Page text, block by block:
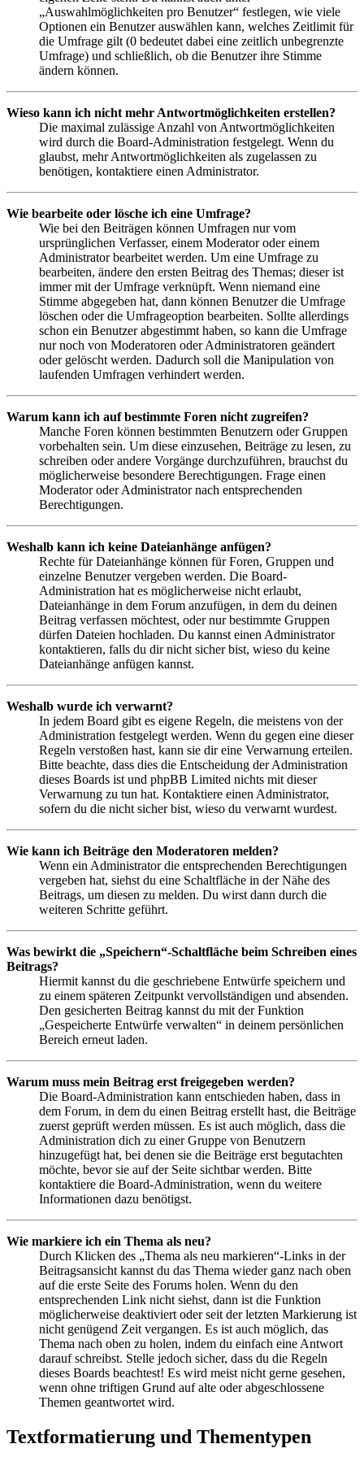
„Auswahlmöglichkeiten pro Benutzer“ festlegen, wie viele
Optionen ein Benutzer auswählen kann, welches Zeitlimit für
die Umfrage gilt (0 bedeutet dabei eine zeitlich unbegrenzte
Umfrage) und schließlich, ob die Benutzer ihre Stimme
ändern können.
Wieso kann ich nicht mehr Antwortmöglichkeiten erstellen?
Die maximal zulässige Anzahl von Antwortmöglichkeiten
wird durch die Board-Administration festgelegt. Wenn du
glaubst, mehr Antwortmöglichkeiten als zugelassen zu
benötigen, kontaktiere einen Administrator.
Wie bearbeite oder lösche ich eine Umfrage?
Wie bei den Beiträgen können Umfragen nur vom
ursprünglichen Verfasser, einem Moderator oder einem
Administrator bearbeitet werden. Um eine Umfrage zu
bearbeiten, ändere den ersten Beitrag des Themas; dieser ist
immer mit der Umfrage verknüpft. Wenn niemand eine
Stimme abgegeben hat, dann können Benutzer die Umfrage
löschen oder die Umfrageoption bearbeiten. Sollte allerdings
schon ein Benutzer abgestimmt haben, so kann die Umfrage
nur noch von Moderatoren oder Administratoren geändert
oder gelöscht werden. Dadurch soll die Manipulation von
laufenden Umfragen verhindert werden.
Warum kann ich auf bestimmte Foren nicht zugreifen?
Manche Foren können bestimmten Benutzern oder Gruppen
vorbehalten sein. Um diese einzusehen, Beiträge zu lesen, zu
schreiben oder andere Vorgänge durchzuführen, brauchst du
möglicherweise besondere Berechtigungen. Frage einen
Moderator oder Administrator nach entsprechenden
Berechtigungen.
Weshalb kann ich keine Dateianhänge anfügen?
Rechte für Dateianhänge können für Foren, Gruppen und
einzelne Benutzer vergeben werden. Die Board-
Administration hat es möglicherweise nicht erlaubt,
Dateianhänge in dem Forum anzufügen, in dem du deinen
Beitrag verfassen möchtest, oder nur bestimmte Gruppen
dürfen Dateien hochladen. Du kannst einen Administrator
kontaktieren, falls du dir nicht sicher bist, wieso du keine
Dateianhänge anfügen kannst.
Weshalb wurde ich verwarnt?
In jedem Board gibt es eigene Regeln, die meistens von der
Administration festgelegt werden. Wenn du gegen eine dieser
Regeln verstoßen hast, kann sie dir eine Verwarnung erteilen.
Bitte beachte, dass dies die Entscheidung der Administration
dieses Boards ist und phpBB Limited nichts mit dieser
Verwarnung zu tun hat. Kontaktiere einen Administrator,
sofern du die nicht sicher bist, wieso du verwarnt wurdest.
Wie kann ich Beiträge den Moderatoren melden?
Wenn ein Administrator die entsprechenden Berechtigungen
vergeben hat, siehst du eine Schaltfläche in der Nähe des
Beitrags, um diesen zu melden. Du wirst dann durch die
weiteren Schritte geführt.
Was bewirkt die „Speichern“-Schaltfläche beim Schreiben eines
Beitrags?
Hiermit kannst du die geschriebene Entwürfe speichern und
zu einem späteren Zeitpunkt vervollständigen und absenden.
Den gesicherten Beitrag kannst du mit der Funktion
„Gespeicherte Entwürfe verwalten“ in deinem persönlichen
Bereich erneut laden.
Warum muss mein Beitrag erst freigegeben werden?
Die Board-Administration kann entschieden haben, dass in
dem Forum, in dem du einen Beitrag erstellt hast, die Beiträge
zuerst geprüft werden müssen. Es ist auch möglich, dass die
Administration dich zu einer Gruppe von Benutzern
hinzugefügt hat, bei denen sie die Beiträge erst begutachten
möchte, bevor sie auf der Seite sichtbar werden. Bitte
kontaktiere die Board-Administration, wenn du weitere
Informationen dazu benötigst.
Wie markiere ich ein Thema als neu?
Durch Klicken des „Thema als neu markieren“-Links in der
Beitragsansicht kannst du das Thema wieder ganz nach oben
auf die erste Seite des Forums holen. Wenn du den
entsprechenden Link nicht siehst, dann ist die Funktion
möglicherweise deaktiviert oder seit der letzten Markierung ist
nicht genügend Zeit vergangen. Es ist auch möglich, das
Thema nach oben zu holen, indem du einfach eine Antwort
darauf schreibst. Stelle jedoch sicher, dass du die Regeln
dieses Boards beachtest! Es wird meist nicht gerne gesehen,
wenn ohne triftigen Grund auf alte oder abgeschlossene
Themen geantwortet wird.
Textformatierung und Thementypen